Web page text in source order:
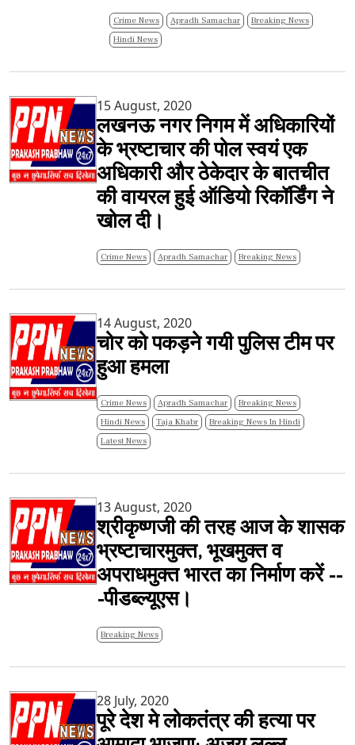
Crime News Apradh Samachar
Breaking News
Hindi News
15 August, 2020
लखनऊ नगर निगम में अधिकारियों
के भ्रष्टाचार की पोल स्वयं एक
अधिकारी और ठेकेदार के बातचीत
की वायरल हुई ऑडियो रिकॉर्डिंग ने
खोल दी।
Crime News Apradh Samachar Breaking News
14 August, 2020
चोर को पकड़ने गयी पुलिस टीम पर
हुआ हमला
Crime News Apradh Samachar
Breaking News
Hindi News
Taja Khabr
Breaking News In Hindi
Latest News
13 August, 2020
श्रीकृष्णजी की तरह आज के शासक
भ्रष्टाचारमुक्त, भूखमुक्त व
अपराधमुक्त भारत का निर्माण करें --
-पीडब्ल्यूएस।
Breaking News
28 July, 2020
पूरे देश मे लोकतंत्र की हत्या पर